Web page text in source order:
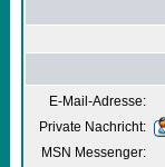
E-Mail-Adresse:
Private Nachricht:
MSN Messenger: